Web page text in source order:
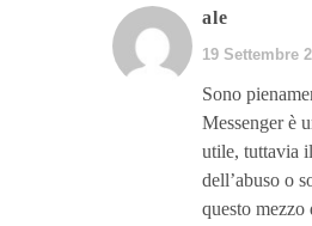
ale
19 Settembre
Sono
Messenger è
utile, tuttavia
dell’abuso o
questo